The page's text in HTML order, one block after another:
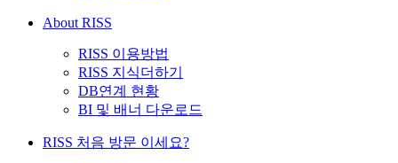
About RISS
RISS 이용방법
RISS 지식더하기
DB연계 현황
BI 및 배너 다운로드
RISS 처음 방문 이세요?